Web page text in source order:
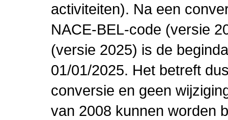
activiteiten). Na een
NACE-BEL-code (versie
(versie 2025) is de
01/01/2025. Het betreft
conversie en geen
van 2008 kunnen worden